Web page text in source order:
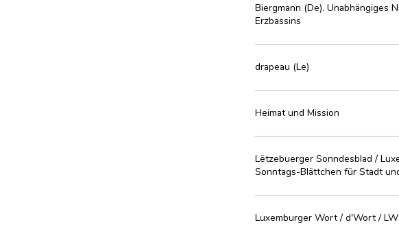
Biergmann (De). Unabhängiges
Erzbassins
drapeau (Le)
Heimat und Mission
Lëtzebuerger Sonndesblad /
Sonntags-Blättchen für Stadt
Luxemburger Wort / d'Wort / LW